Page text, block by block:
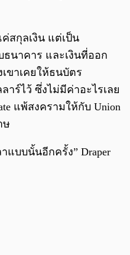
ค่สกุลเงิน แต่เป็น
นาคาร และเงินที่ออก
ขาเคยให้ธนบัตร
าร์ไว้ ซึ่งไม่มีค่าอะไรเลย
แพ้สงครามให้กับ Union
ษ
แบบนั้นอีกครั้ง” Draper